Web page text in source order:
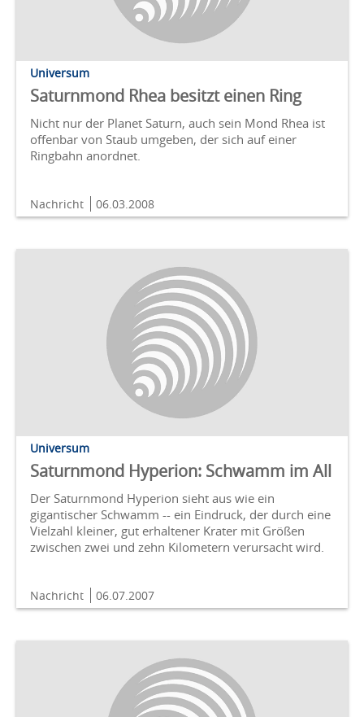
Universum
Saturnmond Rhea besitzt einen Ring
Nicht nur der Planet Saturn, auch sein Mond Rhea ist
offenbar von Staub umgeben, der sich auf einer
Ringbahn anordnet.
Nachricht 06.03.2008
Universum
Saturnmond Hyperion: Schwamm im All
Der Saturnmond Hyperion sieht aus wie ein
gigantischer Schwamm -- ein Eindruck, der durch eine
Vielzahl kleiner, gut erhaltener Krater mit Größen
zwischen zwei und zehn Kilometern verursacht wird.
Nachricht 06.07.2007